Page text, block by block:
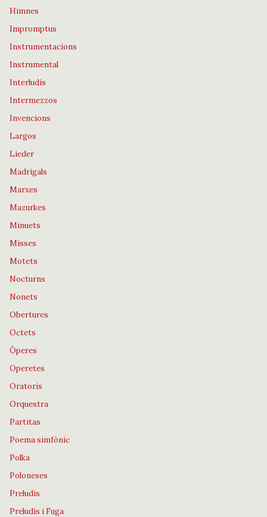
Himnes
Impromptus
Instrumentacions
Instrumental
Interludis
Intermezzos
Invencions
Largos
Lieder
Madrigals
Marxes
Mazurkes
Minuets
Misses
Motets
Nocturns
Nonets
Obertures
Octets
Òperes
Operetes
Oratoris
Orquestra
Partitas
Poema simfònic
Polka
Poloneses
Preludis
Preludis i Fuga